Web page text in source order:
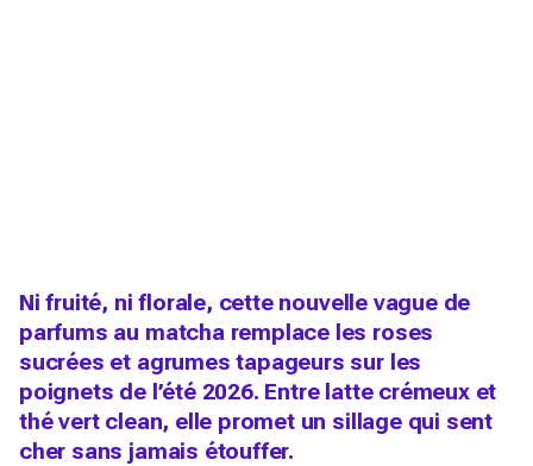
Ni fruité, ni florale, cette nouvelle vague de
parfums au matcha remplace les roses
sucrées et agrumes tapageurs sur les
poignets de l’été 2026. Entre latte crémeux et
thé vert clean, elle promet un sillage qui sent
cher sans jamais étouffer.